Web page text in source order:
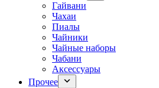
Гайвани
Чахаи
Пиалы
Чайники
Чайные наборы
Чабани
Аксессуары
Прочее